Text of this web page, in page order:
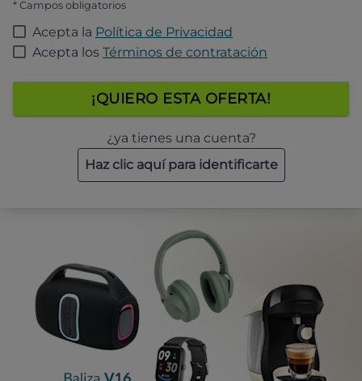
* Campos obligatorios
Acepta la Política de Privacidad
Acepta los Términos de contratación
¡QUIERO ESTA OFERTA!
¿ya tienes una cuenta?
Haz clic aquí para identificarte